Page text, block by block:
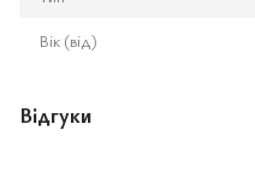
Вік (від)
Відгуки